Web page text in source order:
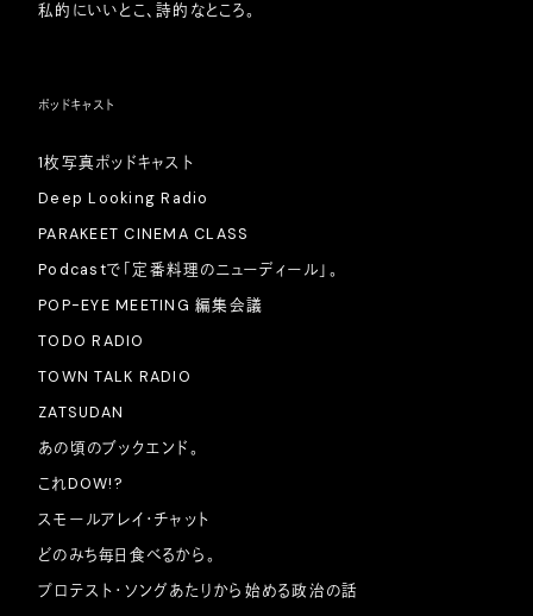
私的にいいとこ、詩的なところ。
ポッドキャスト
1枚写真ポッドキャスト
Deep Looking Radio
PARAKEET CINEMA CLASS
Podcastで「定番料理のニューディール」。
POP-EYE MEETING 編集会議
TODO RADIO
TOWN TALK RADIO
ZATSUDAN
あの頃のブックエンド。
これDOW!?
スモールアレイ・チャット
どのみち毎日食べるから。
プロテスト・ソングあたりから始める政治の話